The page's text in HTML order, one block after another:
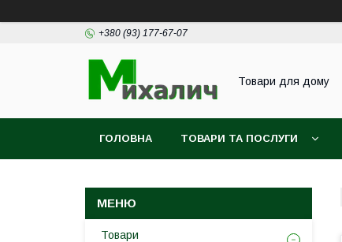
+380 (93) 177-67-07
Товари для дому
ГОЛОВНА ТОВАРИ ТА ПОСЛУГИ
Товари